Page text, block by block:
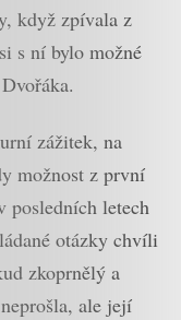
když zpívala z
s ní bylo možné
zážitek, na
možnost z první
posledních letech
otázky chvíli
zkoprnělý a
ale její